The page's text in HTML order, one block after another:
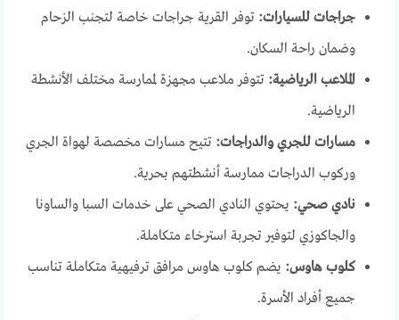
جراجات للسيارات: توفر القرية جراجات خاصة لتجنب الزحام
وضمان راحة السكان.
الملاعب الرياضية: تتوفر ملاعب مجهزة لممارسة مختلف الأنشطة
الرياضية.
مسارات للجري والدراجات: تتيح مسارات مخصصة لهواة الجري
وركوب الدراجات ممارسة أنشطتهم بحرية.
نادي صحي: يحتوي النادي الصحي على خدمات السبا والساونا
والجاكوزي لتوفير تجربة استرخاء متكاملة.
كلوب هاوس: يضم كلوب هاوس مرافق ترفيهية متكاملة تناسب
جميع أفراد الأسرة.